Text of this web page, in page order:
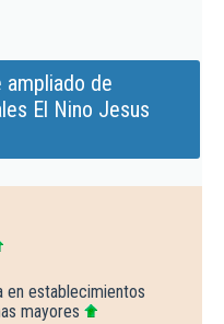
de
El Nino Jesus
en establecimientos
mayores